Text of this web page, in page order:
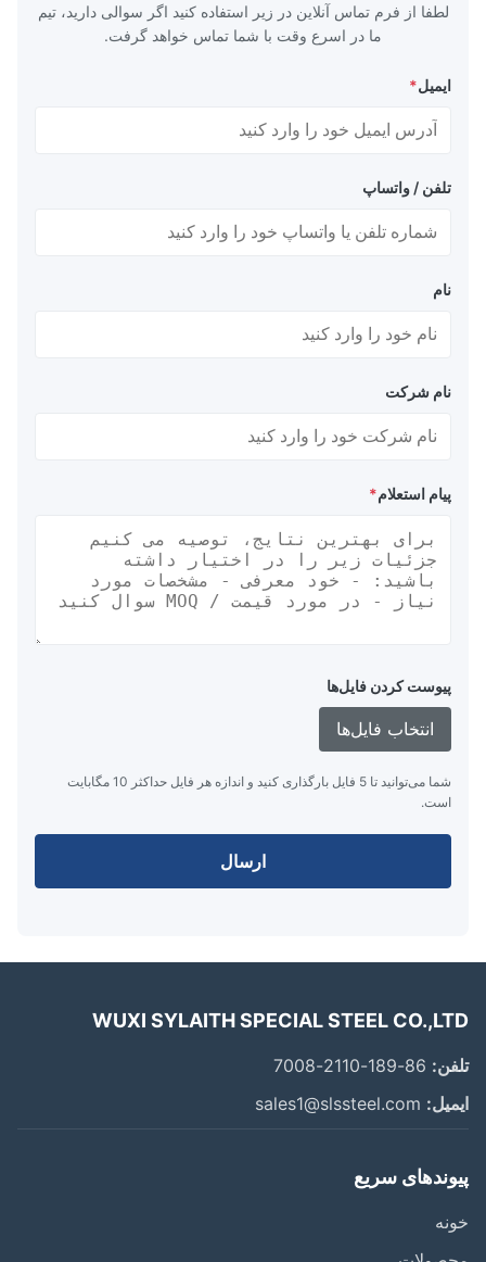
لطفا از فرم تماس آنلاین در زیر استفاده کنید اگر سوالی دارید، تیم
ما در اسرع وقت با شما تماس خواهد گرفت.
*
تلفن / واتساپ
نام شرکت
پیام استعلام*
پیوست کردن فایل‌ها
انتخاب فایل‌ها
شما می‌توانید تا 5 فایل بارگذاری کنید و اندازه هر فایل حداکثر 10 مگابایت
ارسال
WUXI SYLAITH SPECIAL STEEL
86-189-2110-7008
sales1@slssteel.com
سریع